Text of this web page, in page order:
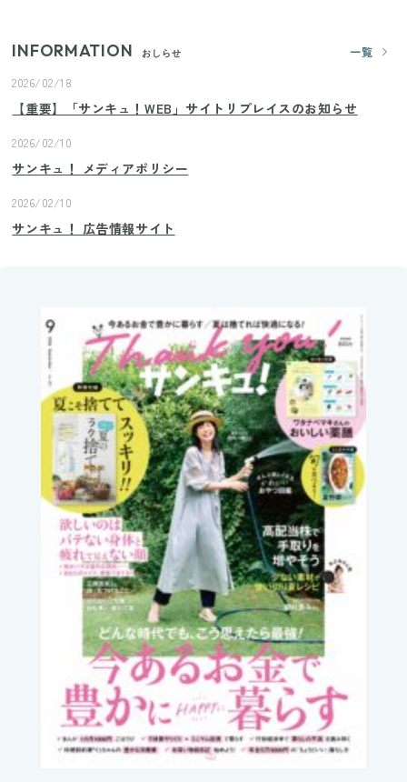
INFORMATION おしらせ
一覧
2026/02/18
【重要】「サンキュ！WEB」サイトリプレイスのお知らせ
2026/02/10
サンキュ！ メディアポリシー
2026/02/10
サンキュ！ 広告情報サイト